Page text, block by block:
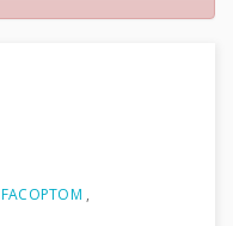
FACOPTOM ,